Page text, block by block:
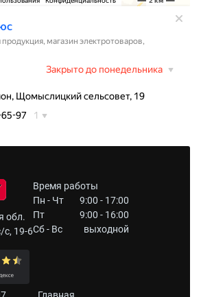
обл.
19-6
Время работы
Пн - Чт
9:00 - 17:00
Пт
9:00 - 16:00
Сб - Вс
выходной
Главная